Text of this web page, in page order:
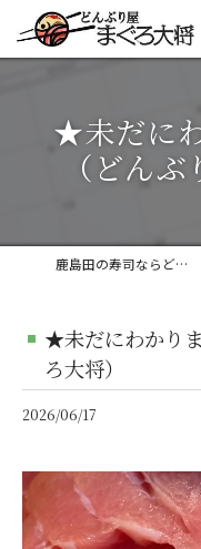
★未だに
（どん
鹿島田の寿司ならどんぶり屋まぐろ大将
★未だにわかり
ろ大将）
2026/06/17